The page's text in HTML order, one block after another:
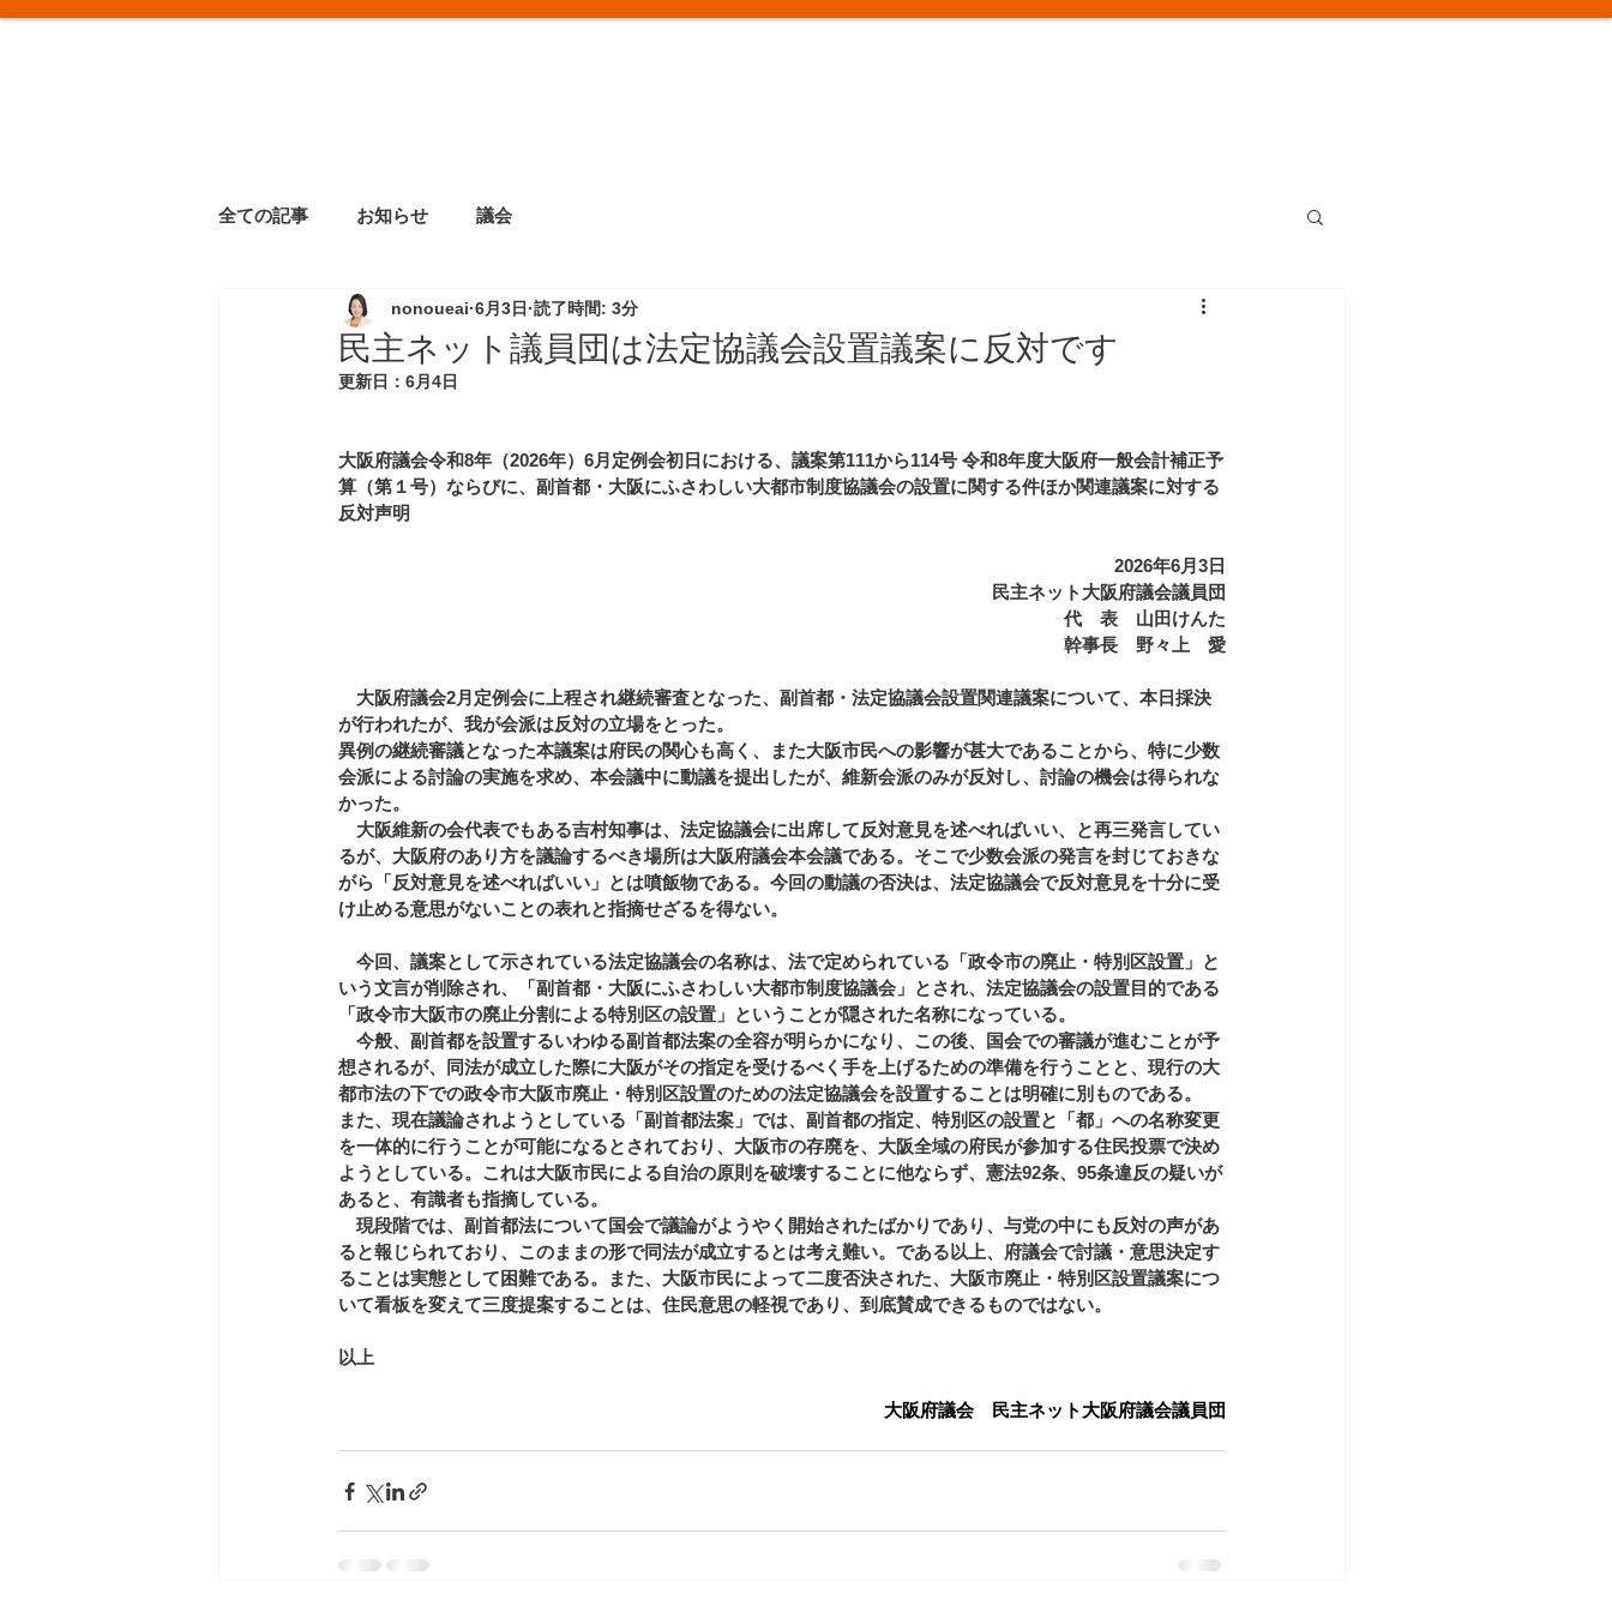
全ての記事 お知らせ 議会
民主ネット議員団は法定協議会設置議案に反対です
nonoueai 6月3日 読了時間: 3分
更新日： 6月4日
大阪府議会令和8年（2026年）6月定例会初日における、議案第111から114号 令和8年度大阪府一般会計補正予
算（第１号）ならびに、副首都・大阪にふさわしい大都市制度協議会の設置に関する件ほか関連議案に対する
反対声明
2026年6月3日
民主ネット大阪府議会議員団
代　表　山田けんた
幹事長　野々上　愛
大阪府議会2月定例会に上程され継続審査となった、副首都・法定協議会設置関連議案について、本日採決
が行われたが、我が会派は反対の立場をとった。
異例の継続審議となった本議案は府民の関心も高く、また大阪市民への影響が甚大であることから、特に少数
会派による討論の実施を求め、本会議中に動議を提出したが、維新会派のみが反対し、討論の機会は得られな
かった。
大阪維新の会代表でもある吉村知事は、法定協議会に出席して反対意見を述べればいい、と再三発言してい
るが、大阪府のあり方を議論するべき場所は大阪府議会本会議である。そこで少数会派の発言を封じておきな
がら「反対意見を述べればいい」とは噴飯物である。今回の動議の否決は、法定協議会で反対意見を十分に受
け止める意思がないことの表れと指摘せざるを得ない。
今回、議案として示されている法定協議会の名称は、法で定められている「政令市の廃止・特別区設置」と
いう文言が削除され、「副首都・大阪にふさわしい大都市制度協議会」とされ、法定協議会の設置目的である
「政令市大阪市の廃止分割による特別区の設置」ということが隠された名称になっている。
今般、副首都を設置するいわゆる副首都法案の全容が明らかになり、この後、国会での審議が進むことが予
想されるが、同法が成立した際に大阪がその指定を受けるべく手を上げるための準備を行うことと、現行の大
都市法の下での政令市大阪市廃止・特別区設置のための法定協議会を設置することは明確に別ものである。
また、現在議論されようとしている「副首都法案」では、副首都の指定、特別区の設置と「都」への名称変更
を一体的に行うことが可能になるとされており、大阪市の存廃を、大阪全域の府民が参加する住民投票で決め
ようとしている。これは大阪市民による自治の原則を破壊することに他ならず、憲法92条、95条違反の疑いが
あると、有識者も指摘している。
現段階では、副首都法について国会で議論がようやく開始されたばかりであり、与党の中にも反対の声があ
ると報じられており、このままの形で同法が成立するとは考え難い。である以上、府議会で討議・意思決定す
ることは実態として困難である。また、大阪市民によって二度否決された、大阪市廃止・特別区設置議案につ
いて看板を変えて三度提案することは、住民意思の軽視であり、到底賛成できるものではない。
以上
大阪府議会　民主ネット大阪府議会議員団